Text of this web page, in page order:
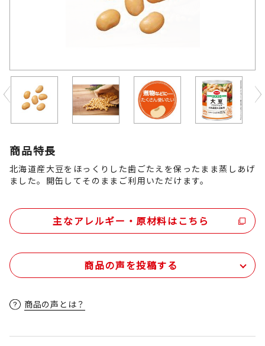
Previous
商品特長
北海道産大豆をほっくりした歯ごたえを保ったまま蒸しあげ
ました。開缶してそのままご利用いただけます。
主なアレルギー・原材料はこちら
商品の声を投稿する
商品の声とは？